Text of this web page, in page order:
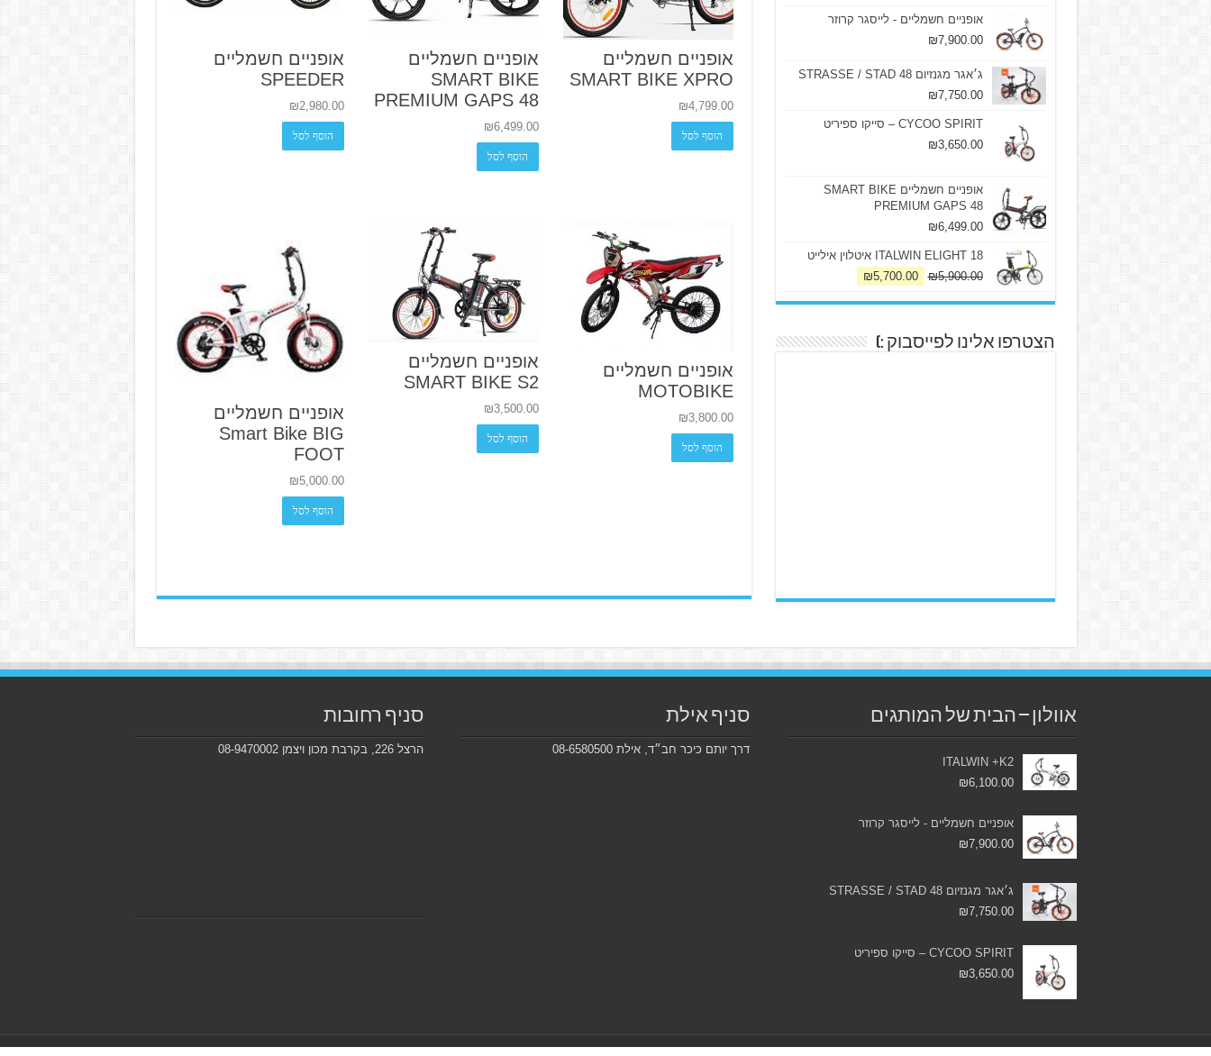
אופניים חשמליים
SMART BIKE XPRO
₪4,799.00
הוסף לסל
אופניים חשמליים
SMART BIKE
PREMIUM GAPS 48
₪6,499.00
הוסף לסל
אופניים חשמליים
SPEEDER
₪2,980.00
הוסף לסל
אופניים חשמליים
MOTOBIKE
₪3,800.00
הוסף לסל
אופניים חשמליים
SMART BIKE S2
₪3,500.00
הוסף לסל
אופניים חשמליים
Smart Bike BIG
FOOT
₪5,000.00
הוסף לסל
אופניים חשמליים - לייסגר קרוזר
₪7,900.00
ג׳אגר מגנזיום 48 STRASSE / STAD
₪7,750.00
CYCOO SPIRIT – סייקו ספיריט
₪3,650.00
אופניים חשמליים SMART BIKE
PREMIUM GAPS 48
₪6,499.00
ITALWIN ELIGHT 18 איטלוין אילייט
₪5,900.00
₪5,700.00
הצטרפו אלינו לפייסבוק :)
אוולון – הבית של המותגים
ITALWIN +K2
₪6,100.00
אופניים חשמליים - לייסגר קרוזר
₪7,900.00
ג׳אגר מגנזיום 48 STRASSE / STAD
₪7,750.00
CYCOO SPIRIT – סייקו ספיריט
₪3,650.00
סניף אילת
דרך יותם כיכר חב״ד, אילת 08-6580500
סניף רחובות
הרצל 226, בקרבת מכון ויצמן 08-9470002